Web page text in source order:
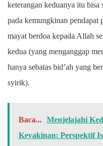
keterangan keduanya itu bisa
pada kemungkinan pendapat
mayat berdoa kepada Allah
kedua (yang menganggap
hanya sebatas bid’ah yang
syirik).
Baca... Menjelajahi
Keyakinan: Perspektif